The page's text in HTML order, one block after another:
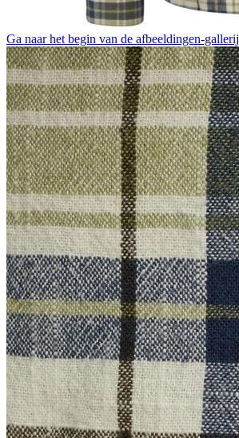
Ga naar het begin van de afbeeldingen-gallerij